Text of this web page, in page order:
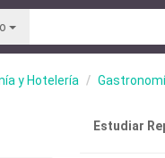
y Hotelería
Estudiar